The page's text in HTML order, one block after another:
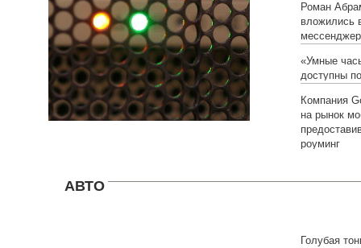
Роман
вложились
мессенджер
«Умные
доступны
Компания
на рынок
роуминг
АВТО
Голубая